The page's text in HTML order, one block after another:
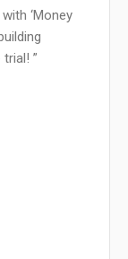
‘Money
”